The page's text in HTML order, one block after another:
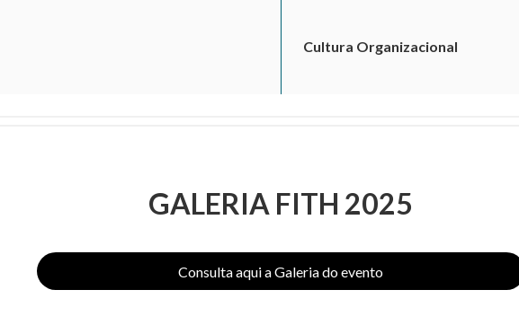
Cultura Organizacional
GALERIA FITH 2025
Consulta aqui a Galeria do evento